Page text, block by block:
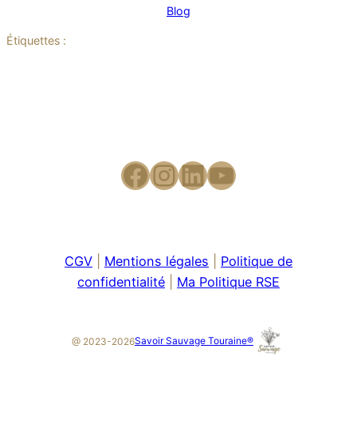
Blog
Étiquettes :
CGV Mentions légales
Politique de
confidentialité
Ma Politique RSE
@ 2023-2026Savoir Sauvage Touraine®